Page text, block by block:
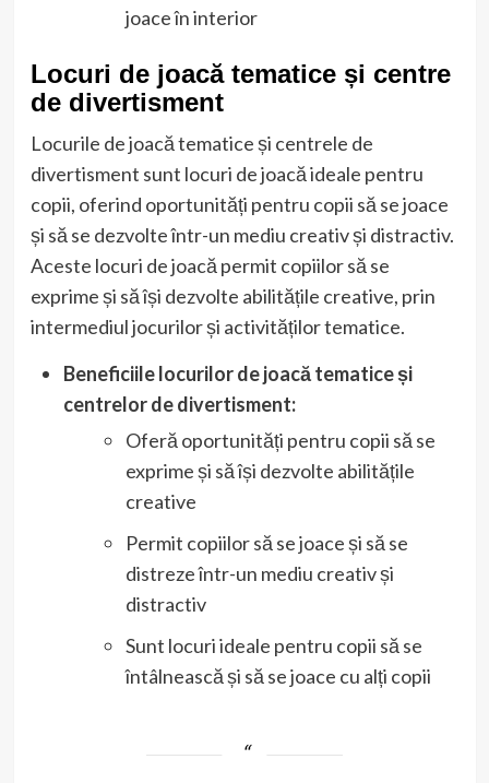
joace în interior
Locuri de joacă tematice și centre
de divertisment
Locurile de joacă tematice și centrele de
divertisment sunt locuri de joacă ideale pentru
copii, oferind oportunități pentru copii să se joace
și să se dezvolte într-un mediu creativ și distractiv.
Aceste locuri de joacă permit copiilor să se
exprime și să își dezvolte abilitățile creative, prin
intermediul jocurilor și activităților tematice.
Beneficiile locurilor de joacă tematice și
centrelor de divertisment:
Oferă oportunități pentru copii să se
exprime și să își dezvolte abilitățile
creative
Permit copiilor să se joace și să se
distreze într-un mediu creativ și
distractiv
Sunt locuri ideale pentru copii să se
întâlnească și să se joace cu alți copii